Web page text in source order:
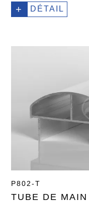
+ DÉTAIL
P802-T
TUBE DE